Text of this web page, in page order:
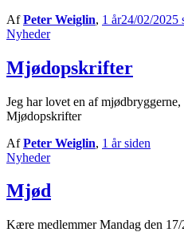
AfPeter Weiglin, 1 år24/02/2025
Nyheder
Mjødopskrifter
Jeg har lovet en af
Mjødopskrifter
AfPeter Weiglin, 1 årsiden
Nyheder
Mjød
Kære medlemmer Mandag den